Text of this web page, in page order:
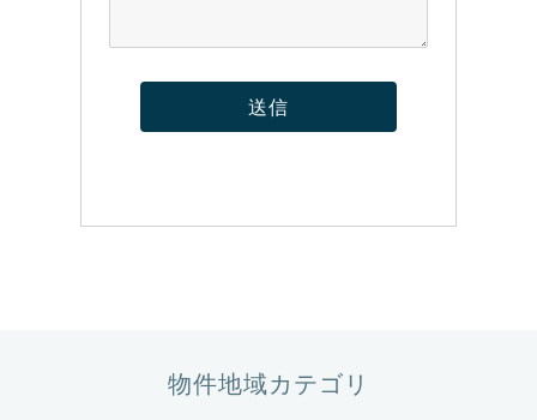
物件地域カテゴリ